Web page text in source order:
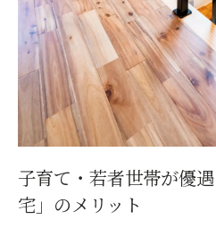
子育て・若者世帯が優
宅」のメリット